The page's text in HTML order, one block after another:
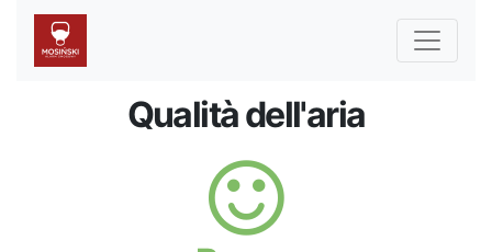
Qualità dell'aria